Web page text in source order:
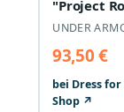
"Project
Herren,
UNDER
93,50 €
bei Dress for
Shop ↗